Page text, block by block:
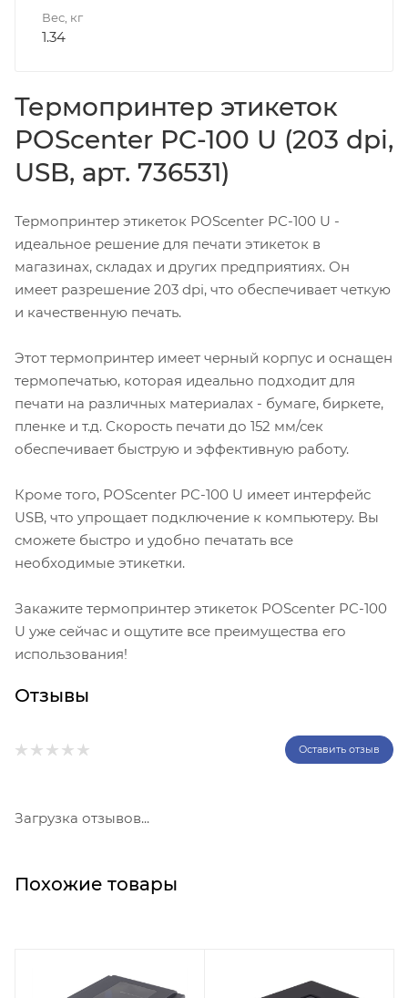
Вес, кг
1.34
Термопринтер этикеток
POScenter PC-100 U (203 dpi,
USB, арт. 736531)
Термопринтер этикеток POScenter PC-100 U -
идеальное решение для печати этикеток в
магазинах, складах и других предприятиях. Он
имеет разрешение 203 dpi, что обеспечивает четкую
и качественную печать.
Этот термопринтер имеет черный корпус и оснащен
термопечатью, которая идеально подходит для
печати на различных материалах - бумаге, биркете,
пленке и т.д. Скорость печати до 152 мм/сек
обеспечивает быструю и эффективную работу.
Кроме того, POScenter PC-100 U имеет интерфейс
USB, что упрощает подключение к компьютеру. Вы
сможете быстро и удобно печатать все
необходимые этикетки.
Закажите термопринтер этикеток POScenter PC-100
U уже сейчас и ощутите все преимущества его
использования!
Отзывы
Оставить отзыв
Загрузка отзывов...
Похожие товары